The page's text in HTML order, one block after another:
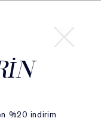
%20 indirim